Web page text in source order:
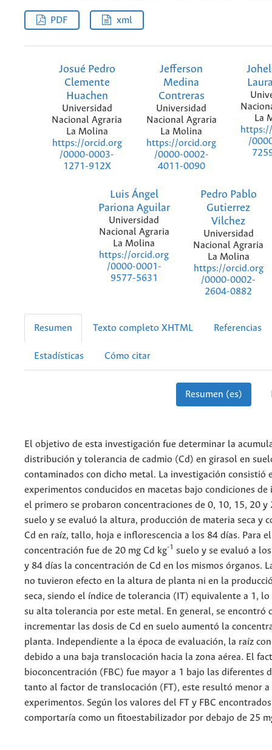
PDF xml
Josué Pedro
Clemente
Huachen
Universidad
Nacional Agraria
La Molina
https://orcid.org
/0000-0003-
1271-912X
Jefferson
Medina
Contreras
Universidad
Nacional Agraria
La Molina
https://orcid.org
/0000-0002-
4011-0090
La
/
Luis Ángel
Pariona Aguilar
Universidad
Nacional Agraria
La Molina
https://orcid.org
/0000-0001-
9577-5631
Pedro Pablo
Gutierrez
Vilchez
Universidad
Nacional Agraria
La Molina
https://orcid.org
/0000-0002-
2604-0882
Resumen Texto completo XHTML Referencias
Estadísticas Cómo citar
Resumen (es)
El objetivo de esta investigación fue determinar la
distribución y tolerancia de cadmio (Cd) en girasol en
contaminados con dicho metal. La investigación consistió
experimentos conducidos en macetas bajo condiciones de
el primero se probaron concentraciones de 0, 10, 15, 20 y
suelo y se evaluó la altura, producción de materia seca y
Cd en raíz, tallo, hoja e inflorescencia a los 84 días. Para
concentración fue de 20 mg Cd kg-1 suelo y se evaluó a
y 84 días la concentración de Cd en los mismos órganos.
no tuvieron efecto en la altura de planta ni en la
seca, siendo el índice de tolerancia (IT) equivalente a 1,
su alta tolerancia por este metal. En general, se encontró
incrementar las dosis de Cd en suelo aumentó la
planta. Independiente a la época de evaluación, la raíz
debido a una baja translocación hacia la zona aérea. El
bioconcentración (FBC) fue mayor a 1 bajo las diferentes
tanto al factor de translocación (FT), este resultó menor a
experimentos. Según los valores del FT y FBC
comportaría como un fitoestabilizador por debajo de 25